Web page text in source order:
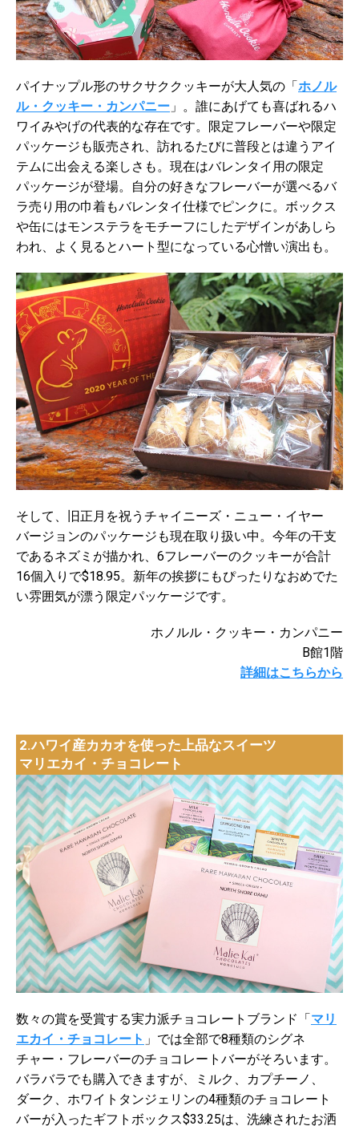
パイナップル形のサクサククッキーが大人気の「ホノル
ル・クッキー・カンパニー 」。誰にあげても喜ばれるハ
ワイみやげの代表的な存在です。限定フレーバーや限定
パッケージも販売され、訪れるたびに普段とは違うアイ
テムに出会える楽しさも。現在はバレンタイ用の限定
パッケージが登場。自分の好きなフレーバーが選べるバ
ラ売り用の巾着もバレンタイ仕様でピンクに。ボックス
や缶にはモンステラをモチーフにしたデザインがあしら
われ、よく見るとハート型になっている心憎い演出も。
そして、旧正月を祝うチャイニーズ・ニュー・イヤー
バージョンのパッケージも現在取り扱い中。今年の干支
であるネズミが描かれ、6フレーバーのクッキーが合計
16個入りで$18.95。新年の挨拶にもぴったりなおめでた
い雰囲気が漂う限定パッケージです。
ホノルル・クッキー・カンパニー
B館1階
詳細はこちらから
2.ハワイ産カカオを使った上品なスイーツ
マリエカイ・チョコレート
数々の賞を受賞する実力派チョコレートブランド「マリ
エカイ・チョコレート 」では全部で8種類のシグネ
チャー・フレーバーのチョコレートバーがそろいます。
バラバラでも購入できますが、ミルク、カプチーノ、
ダーク、ホワイトタンジェリンの4種類のチョコレート
バーが入ったギフトボックス$33.25は、洗練されたお洒